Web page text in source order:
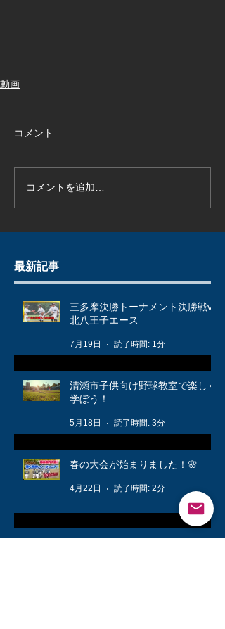
動画
コメント
コメントを追加…
最新記事
三多摩決勝トーナメント決勝戦vs
北八王子エース
7月19日 読了時間: 1分
清瀬市子供向け野球教室で楽しく
学ぼう！
5月18日 読了時間: 3分
春の大会が始まりました！🌸
4月22日 読了時間: 2分